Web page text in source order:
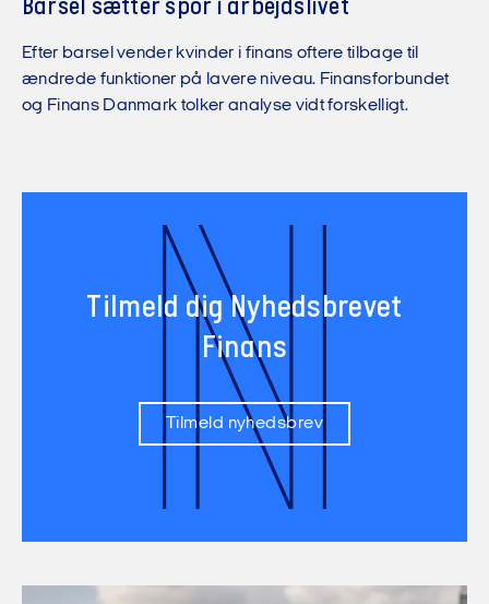
Barsel sætter spor i arbejdslivet
Efter barsel vender kvinder i finans oftere tilbage til
ændrede funktioner på lavere niveau. Finansforbundet
og Finans Danmark tolker analyse vidt forskelligt.
N
Tilmeld dig Nyhedsbrevet
Finans
Tilmeld nyhedsbrev